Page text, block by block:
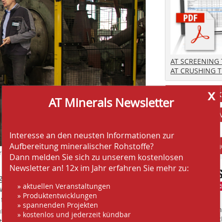
sammelte Steffen Schmidt
Produktion und Vertrieb.
Abwicklung sowie
bestens geeignet für seine neue
x
AT Minerals Newsletter
Interesse an den neusten Informationen zur
Aufbereitung mineralischer Rohstoffe?
Dann melden Sie sich zu unserem kostenlosen
Newsletter an! 12x im Jahr erfahren Sie mehr zu:
» aktuellen Veranstaltungen
» Produktentwicklungen
» spannenden Projekten
» kostenlos und jederzeit kündbar
AT
AT CRUSHING
Anbieter
Finden Sie